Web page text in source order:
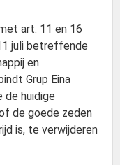
art. 11 en 16
juli betreffende
en
Grup Eina
de huidige
de goede zeden
is, te verwijderen